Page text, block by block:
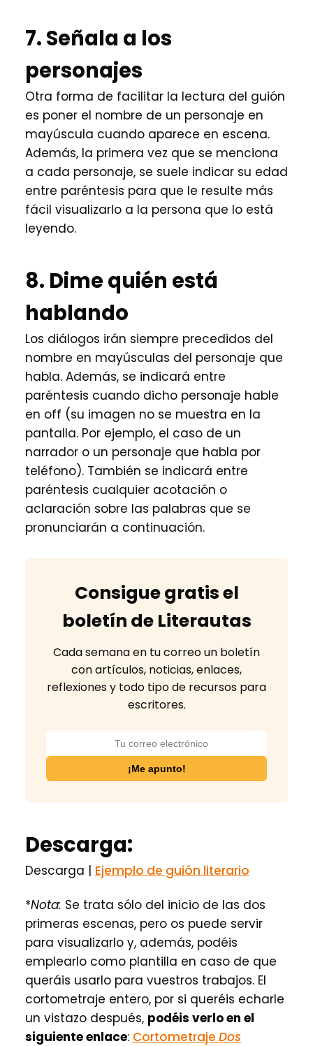
7. Señala a los
personajes
Otra forma de facilitar la lectura del guión
es poner el nombre de un personaje en
mayúscula cuando aparece en escena.
Además, la primera vez que se menciona
a cada personaje, se suele indicar su edad
entre paréntesis para que le resulte más
fácil visualizarlo a la persona que lo está
leyendo.
8. Dime quién está
hablando
Los diálogos irán siempre precedidos del
nombre en mayúsculas del personaje que
habla. Además, se indicará entre
paréntesis cuando dicho personaje hable
en off (su imagen no se muestra en la
pantalla. Por ejemplo, el caso de un
narrador o un personaje que habla por
teléfono). También se indicará entre
paréntesis cualquier acotación o
aclaración sobre las palabras que se
pronunciarán a continuación.
Consigue gratis el
boletín de Literautas
Cada semana en tu correo un boletín
con artículos, noticias, enlaces,
reflexiones y todo tipo de recursos para
escritores.
Descarga:
Descarga | Ejemplo de guión literario
*Nota: Se trata sólo del inicio de las dos
primeras escenas, pero os puede servir
para visualizarlo y, además, podéis
emplearlo como plantilla en caso de que
queráis usarlo para vuestros trabajos. El
cortometraje entero, por si queréis echarle
un vistazo después, podéis verlo en el
siguiente enlace: Cortometraje Dos